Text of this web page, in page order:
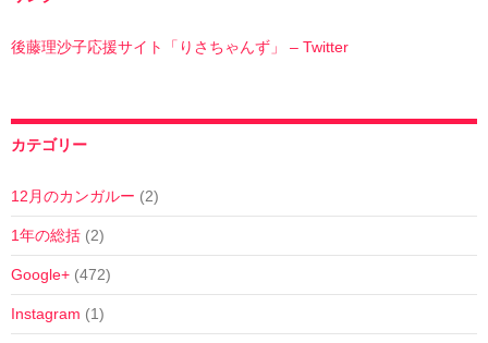
後藤理沙子応援サイト「りさちゃんず」 – Twitter
カテゴリー
12月のカンガルー (2)
1年の総括 (2)
Google+ (472)
Instagram (1)